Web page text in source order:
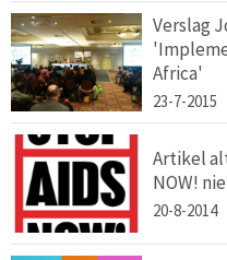
Verslag
Africa'
23-7-2015
Artikel
NOW!
20-8-2014